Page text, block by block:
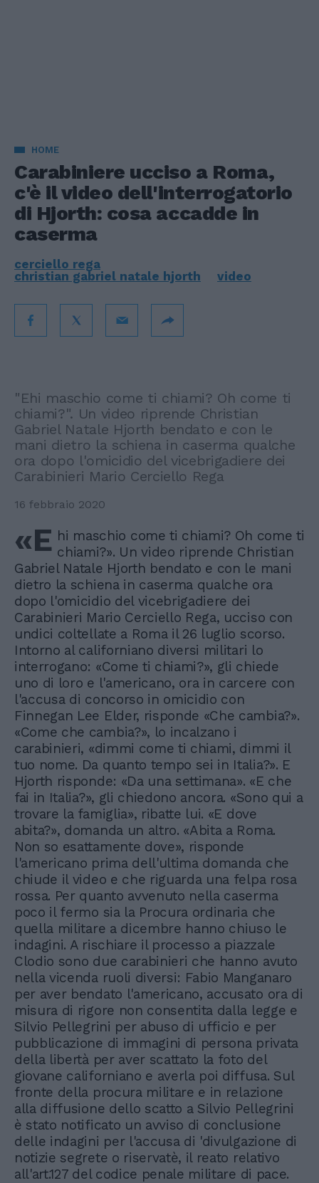
HOME
Carabiniere ucciso a Roma,
c'è il video dell'interrogatorio
di Hjorth: cosa accadde in
caserma
cerciello rega
christian gabriel natale hjorth
video
"Ehi maschio come ti chiami? Oh come ti
chiami?". Un video riprende Christian
Gabriel Natale Hjorth bendato e con le
mani dietro la schiena in caserma qualche
ora dopo l'omicidio del vicebrigadiere dei
Carabinieri Mario Cerciello Rega
16 febbraio 2020
«E hi maschio come ti chiami? Oh come ti
chiami?». Un video riprende Christian
Gabriel Natale Hjorth bendato e con le mani
dietro la schiena in caserma qualche ora
dopo l'omicidio del vicebrigadiere dei
Carabinieri Mario Cerciello Rega, ucciso con
undici coltellate a Roma il 26 luglio scorso.
Intorno al californiano diversi militari lo
interrogano: «Come ti chiami?», gli chiede
uno di loro e l'americano, ora in carcere con
l'accusa di concorso in omicidio con
Finnegan Lee Elder, risponde «Che cambia?».
«Come che cambia?», lo incalzano i
carabinieri, «dimmi come ti chiami, dimmi il
tuo nome. Da quanto tempo sei in Italia?». E
Hjorth risponde: «Da una settimana». «E che
fai in Italia?», gli chiedono ancora. «Sono qui a
trovare la famiglia», ribatte lui. «E dove
abita?», domanda un altro. «Abita a Roma.
Non so esattamente dove», risponde
l'americano prima dell'ultima domanda che
chiude il video e che riguarda una felpa rosa
rossa. Per quanto avvenuto nella caserma
poco il fermo sia la Procura ordinaria che
quella militare a dicembre hanno chiuso le
indagini. A rischiare il processo a piazzale
Clodio sono due carabinieri che hanno avuto
nella vicenda ruoli diversi: Fabio Manganaro
per aver bendato l'americano, accusato ora di
misura di rigore non consentita dalla legge e
Silvio Pellegrini per abuso di ufficio e per
pubblicazione di immagini di persona privata
della libertà per aver scattato la foto del
giovane californiano e averla poi diffusa. Sul
fronte della procura militare e in relazione
alla diffusione dello scatto a Silvio Pellegrini
è stato notificato un avviso di conclusione
delle indagini per l'accusa di 'divulgazione di
notizie segrete o riservatè, il reato relativo
all'art.127 del codice penale militare di pace.